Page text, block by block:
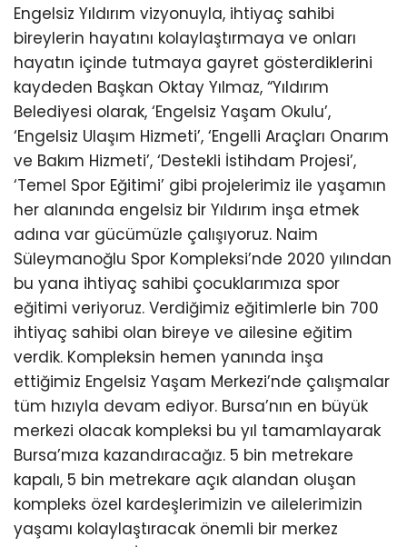
Engelsiz Yıldırım vizyonuyla, ihtiyaç sahibi
bireylerin hayatını kolaylaştırmaya ve onları
hayatın içinde tutmaya gayret gösterdiklerini
kaydeden Başkan Oktay Yılmaz, “Yıldırım
Belediyesi olarak, ‘Engelsiz Yaşam Okulu’,
‘Engelsiz Ulaşım Hizmeti’, ‘Engelli Araçları Onarım
ve Bakım Hizmeti’, ‘Destekli İstihdam Projesi’,
‘Temel Spor Eğitimi’ gibi projelerimiz ile yaşamın
her alanında engelsiz bir Yıldırım inşa etmek
adına var gücümüzle çalışıyoruz. Naim
Süleymanoğlu Spor Kompleksi’nde 2020 yılından
bu yana ihtiyaç sahibi çocuklarımıza spor
eğitimi veriyoruz. Verdiğimiz eğitimlerle bin 700
ihtiyaç sahibi olan bireye ve ailesine eğitim
verdik. Kompleksin hemen yanında inşa
ettiğimiz Engelsiz Yaşam Merkezi’nde çalışmalar
tüm hızıyla devam ediyor. Bursa’nın en büyük
merkezi olacak kompleksi bu yıl tamamlayarak
Bursa’mıza kazandıracağız. 5 bin metrekare
kapalı, 5 bin metrekare açık alandan oluşan
kompleks özel kardeşlerimizin ve ailelerimizin
yaşamı kolaylaştıracak önemli bir merkez